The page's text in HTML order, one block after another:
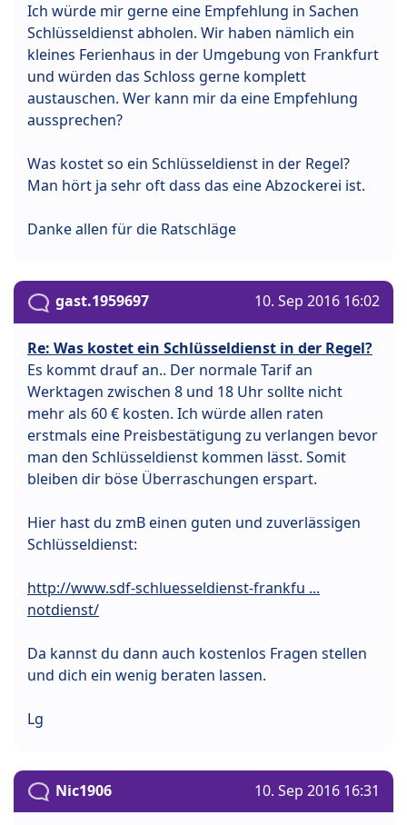
Ich würde mir gerne eine Empfehlung in Sachen
Schlüsseldienst abholen. Wir haben nämlich ein
kleines Ferienhaus in der Umgebung von Frankfurt
und würden das Schloss gerne komplett
austauschen. Wer kann mir da eine Empfehlung
aussprechen?
Was kostet so ein Schlüsseldienst in der Regel?
Man hört ja sehr oft dass das eine Abzockerei ist.
Danke allen für die Ratschläge
gast.1959697 10. Sep 2016 16:02
Re: Was kostet ein Schlüsseldienst in der Regel?
Es kommt drauf an.. Der normale Tarif an
Werktagen zwischen 8 und 18 Uhr sollte nicht
mehr als 60 € kosten. Ich würde allen raten
erstmals eine Preisbestätigung zu verlangen bevor
man den Schlüsseldienst kommen lässt. Somit
bleiben dir böse Überraschungen erspart.
Hier hast du zmB einen guten und zuverlässigen
Schlüsseldienst:
http://www.sdf-schluesseldienst-frankfu ...
notdienst/
Da kannst du dann auch kostenlos Fragen stellen
und dich ein wenig beraten lassen.
Lg
Nic1906 10. Sep 2016 16:31